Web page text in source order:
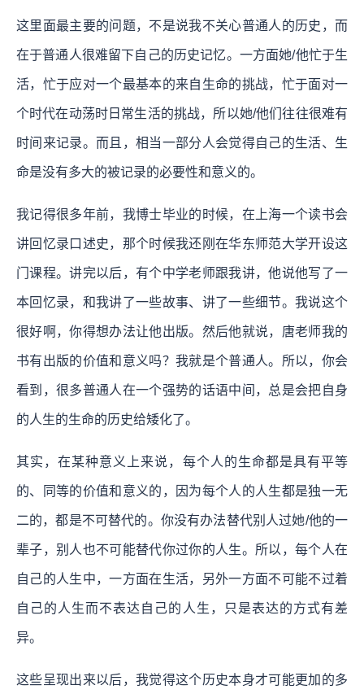
这里面最主要的问题，不是说我不关心普通人的历史，而
在于普通人很难留下自己的历史记忆。一方面她/他忙于生
活，忙于应对一个最基本的来自生命的挑战，忙于面对一
个时代在动荡时日常生活的挑战，所以她/他们往往很难有
时间来记录。而且，相当一部分人会觉得自己的生活、生
命是没有多大的被记录的必要性和意义的。
我记得很多年前，我博士毕业的时候，在上海一个读书会
讲回忆录口述史，那个时候我还刚在华东师范大学开设这
门课程。讲完以后，有个中学老师跟我讲，他说他写了一
本回忆录，和我讲了一些故事、讲了一些细节。我说这个
很好啊，你得想办法让他出版。然后他就说，唐老师我的
书有出版的价值和意义吗？我就是个普通人。所以，你会
看到，很多普通人在一个强势的话语中间，总是会把自身
的人生的生命的历史给矮化了。
其实，在某种意义上来说，每个人的生命都是具有平等
的、同等的价值和意义的，因为每个人的人生都是独一无
二的，都是不可替代的。你没有办法替代别人过她/他的一
辈子，别人也不可能替代你过你的人生。所以，每个人在
自己的人生中，一方面在生活，另外一方面不可能不过着
自己的人生而不表达自己的人生，只是表达的方式有差
异。
这些呈现出来以后，我觉得这个历史本身才可能更加的多